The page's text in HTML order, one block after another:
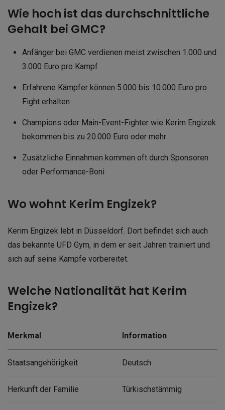
Wie hoch ist das durchschnittliche
Gehalt bei GMC?
Anfänger bei GMC verdienen meist zwischen 1.000 und
3.000 Euro pro Kampf
Erfahrene Kämpfer können 5.000 bis 10.000 Euro pro
Fight erhalten
Champions oder Main-Event-Fighter wie Kerim Engizek
bekommen bis zu 20.000 Euro oder mehr
Zusätzliche Einnahmen kommen oft durch Sponsoren
oder Performance-Boni
Wo wohnt Kerim Engizek?
Kerim Engizek lebt in Düsseldorf. Dort befindet sich auch
das bekannte UFD Gym, in dem er seit Jahren trainiert und
sich auf seine Kämpfe vorbereitet.
Welche Nationalität hat Kerim
Engizek?
Merkmal Information
Staatsangehörigkeit Deutsch
Herkunft der Familie Türkischstämmig